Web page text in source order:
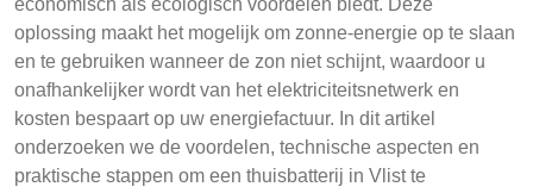
economisch als ecologisch voordelen biedt. Deze
oplossing maakt het mogelijk om zonne-energie op te slaan
en te gebruiken wanneer de zon niet schijnt, waardoor u
onafhankelijker wordt van het elektriciteitsnetwerk en
kosten bespaart op uw energiefactuur. In dit artikel
onderzoeken we de voordelen, technische aspecten en
praktische stappen om een thuisbatterij in Vlist te